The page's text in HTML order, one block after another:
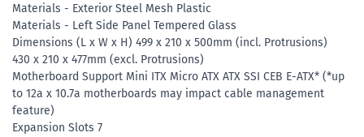
Materials - Exterior Steel Mesh Plastic
Materials - Left Side Panel Tempered Glass
Dimensions (L x W x H) 499 x 210 x 500mm (incl. Protrusions)
430 x 210 x 477mm (excl. Protrusions)
Motherboard Support Mini ITX Micro ATX ATX SSI CEB E-ATX* (*up
to 12a x 10.7a motherboards may impact cable management
feature)
Expansion Slots 7